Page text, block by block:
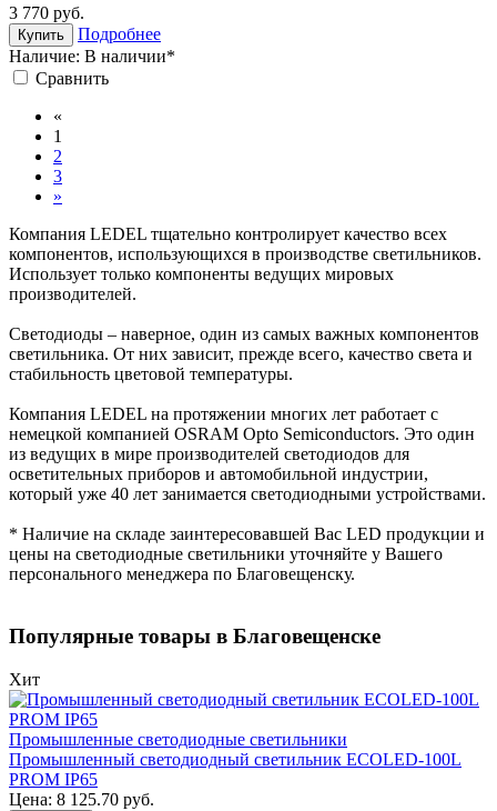
3 770 руб.
Купить
Подробнее
Наличие: В наличии*
Cравнить
«
1
2
3
»
Компания LEDEL тщательно контролирует качество всех
компонентов, использующихся в производстве светильников.
Использует только компоненты ведущих мировых
производителей.
Светодиоды – наверное, один из самых важных компонентов
светильника. От них зависит, прежде всего, качество света и
стабильность цветовой температуры.
Компания LEDEL на протяжении многих лет работает с
немецкой компанией OSRAM Opto Semiconductors. Это один
из ведущих в мире производителей светодиодов для
осветительных приборов и автомобильной индустрии,
который уже 40 лет занимается светодиодными устройствами.
* Наличие на складе заинтересовавшей Вас LED продукции и
цены на светодиодные светильники уточняйте у Вашего
персонального менеджера по Благовещенску.
Популярные товары в Благовещенске
Хит
Промышленные светодиодные светильники
Промышленный светодиодный светильник ECOLED-100L
PROM IP65
Цена: 8 125.70 руб.